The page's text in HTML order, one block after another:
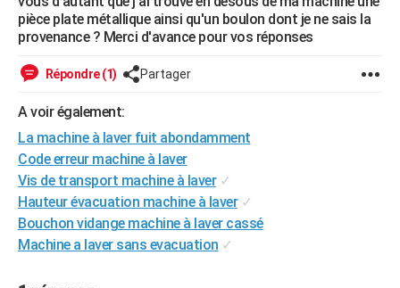
Guides de France
Escapades
Patrimoine
Expositions
Musées
Week-end nature
LIFESTYLE
Art de vivre
Bien-être
Loisirs
ModeModes de vie
Alimentation
Guide de la santé
Maladies
Médicaments
Sommeil
Destinations
City break
Voyage nature
Voyage de noces
Forum
Climat
+
GUIDES D'ACHAT
BONS PLANS
CARTE DE VOEUX
pièce plate métallique ainsi qu'un boulon dont je ne sais la
provenance ? Merci d'avance pour vos réponses
Répondre (1) Partager
A voir également:
La machine à laver fuit abondamment
Code erreur machine à laver
Vis de transport machine à laver ✓
Hauteur évacuation machine à laver ✓
Bouchon vidange machine à laver cassé
Machine a laver sans evacuation ✓